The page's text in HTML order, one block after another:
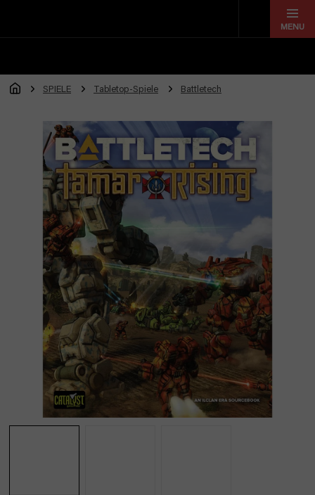
SPIELE Tabletop-Spiele Battletech